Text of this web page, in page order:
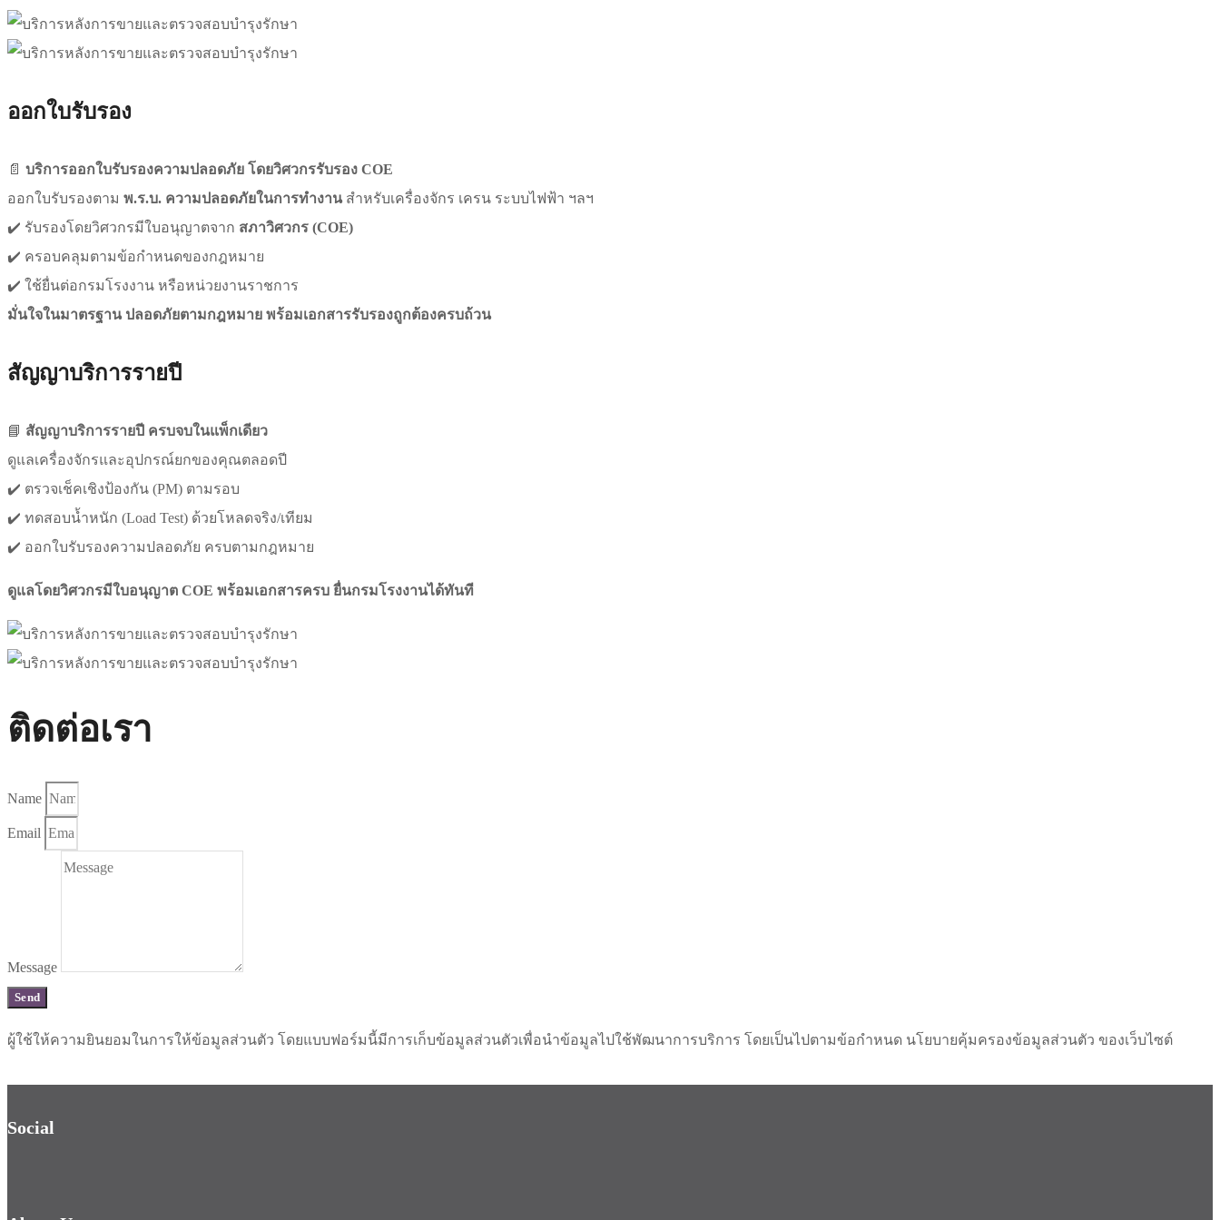
ออกใบรับรอง
📄 บริการออกใบรับรองความปลอดภัย โดยวิศวกรรับรอง COE
ออกใบรับรองตาม พ.ร.บ. ความปลอดภัยในการทำงานสำหรับเครื่องจักร เครน ระบบไฟฟ้า ฯลฯ
✔️ รับรองโดยวิศวกรมีใบอนุญาตจาก สภาวิศวกร (COE)
✔️ ครอบคลุมตามข้อกำหนดของกฎหมาย
✔️ ใช้ยื่นต่อกรมโรงงาน หรือหน่วยงานราชการ
มั่นใจในมาตรฐาน ปลอดภัยตามกฎหมาย พร้อมเอกสารรับรองถูกต้องครบถ้วน
สัญญาบริการรายปี
📘 สัญญาบริการรายปี ครบจบในแพ็กเดียว
ดูแลเครื่องจักรและอุปกรณ์ยกของคุณตลอดปี
✔️ ตรวจเช็คเชิงป้องกัน (PM) ตามรอบ
✔️ ทดสอบน้ำหนัก (Load Test) ด้วยโหลดจริง/เทียม
✔️ ออกใบรับรองความปลอดภัย ครบตามกฎหมาย
ดูแลโดยวิศวกรมีใบอนุญาต COE พร้อมเอกสารครบ ยื่นกรมโรงงานได้ทันที
ติดต่อเรา
Name
Email
Message
Send
ผู้ใช้ให้ความยินยอมในการให้ข้อมูลส่วนตัว โดยแบบฟอร์มนี้มีการเก็บข้อมูลส่วนตัวเพื่อนำข้อมูลไปใช้พัฒนาการบริการ โดยเป็นไปตามข้อกำหนด นโยบายคุ้มครองข้อมูลส่วนตัว ของเว็บไซต์
Social